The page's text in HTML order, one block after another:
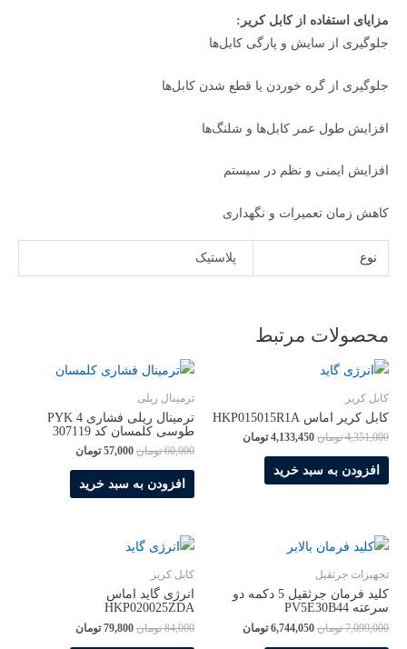
مزایای استفاده از کابل کریر:
جلوگیری از سایش و پارگی کابل‌ها
جلوگیری از گره خوردن یا قطع شدن کابل‌ها
افزایش طول عمر کابل‌ها و شلنگ‌ها
افزایش ایمنی و نظم در سیستم
کاهش زمان تعمیرات و نگهداری
نوع پلاستیک
محصولات مرتبط
کابل کریر
کابل کریر اماس HKP015015R1A
4,351,000 تومان 4,133,450 تومان
افزودن به سبد خرید
ترمینال ریلی
ترمینال ریلی فشاری PYK 4
طوسی کلمسان کد 307119
60,000 تومان 57,000 تومان
افزودن به سبد خرید
تجهیزات جرثقیل
کلید فرمان جرثقیل 5 دکمه دو
سرعته PV5E30B44
7,099,000 تومان 6,744,050 تومان
کابل کریر
انرژی گاید اماس
HKP020025ZDA
84,000 تومان 79,800 تومان